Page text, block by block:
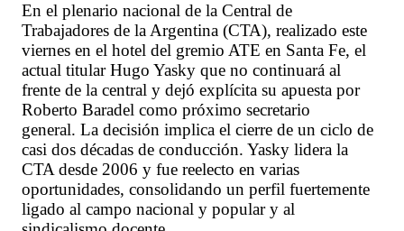
En el plenario nacional de la Central de
Trabajadores de la Argentina (CTA), realizado este
viernes en el hotel del gremio ATE en Santa Fe, el
actual titular Hugo Yasky que no continuará al
frente de la central y dejó explícita su apuesta por
Roberto Baradel como próximo secretario
general. La decisión implica el cierre de un ciclo de
casi dos décadas de conducción. Yasky lidera la
CTA desde 2006 y fue reelecto en varias
oportunidades, consolidando un perfil fuertemente
ligado al campo nacional y popular y al